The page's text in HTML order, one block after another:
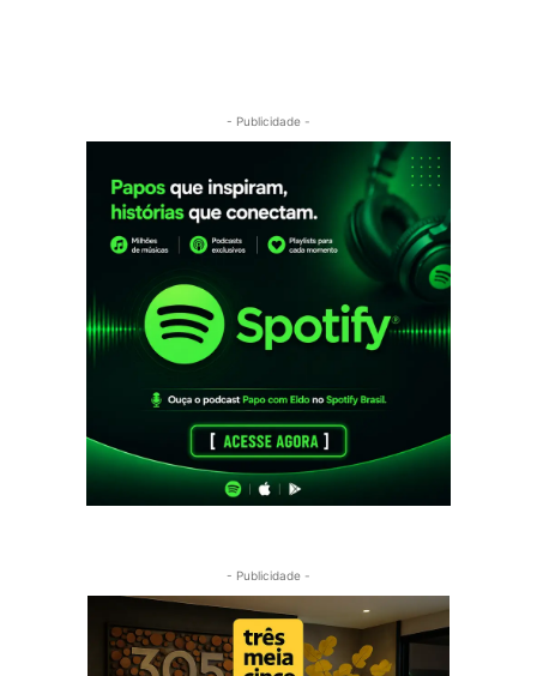
- Publicidade -
- Publicidade -